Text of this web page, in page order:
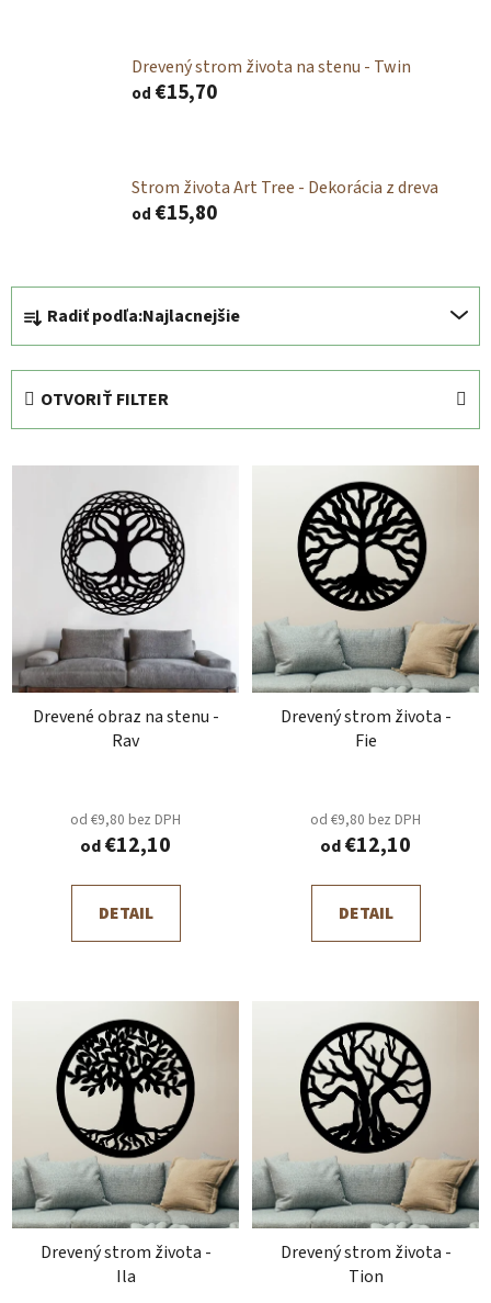
Drevený strom života na stenu - Twin
od €15,70
Strom života Art Tree - Dekorácia z dreva
od €15,80
R
a
d
e
k
t
o
Radiť podľa:Najlacnejšie
OTVORIŤ FILTER
V
o
d
Drevené obraz na stenu -
Rav
od €9,80 bez DPH
od€12,10
DETAIL
Drevený strom života -
Fie
od €9,80 bez DPH
od€12,10
DETAIL
Drevený strom života -
Ila
Drevený strom života -
Tion